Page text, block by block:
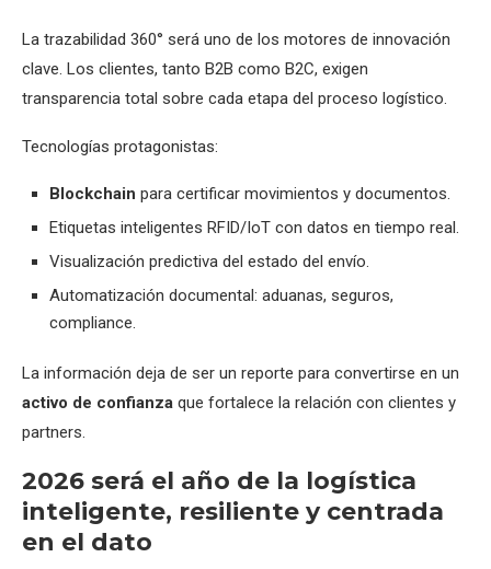
La trazabilidad 360° será uno de los motores de innovación
clave. Los clientes, tanto B2B como B2C, exigen
transparencia total sobre cada etapa del proceso logístico.
Tecnologías protagonistas:
Blockchain para certificar movimientos y documentos.
Etiquetas inteligentes RFID/IoT con datos en tiempo real.
Visualización predictiva del estado del envío.
Automatización documental: aduanas, seguros,
compliance.
La información deja de ser un reporte para convertirse en un
activo de confianza que fortalece la relación con clientes y
partners.
2026 será el año de la logística
inteligente, resiliente y centrada
en el dato